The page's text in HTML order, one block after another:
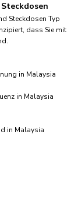
Steckdosen Typ
dass Sie mit
in Malaysia
in Malaysia
in Malaysia